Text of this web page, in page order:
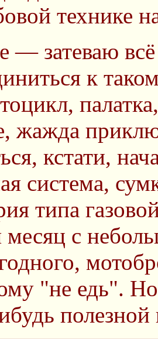
технике
— затеваю
к
жажда
кстати,
система,
типа
месяц с
"не едь".